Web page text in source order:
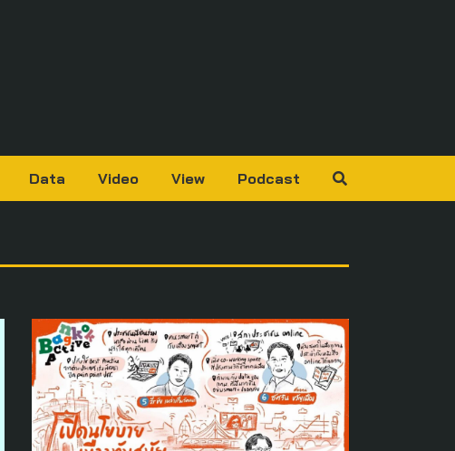
Data Video View Podcast